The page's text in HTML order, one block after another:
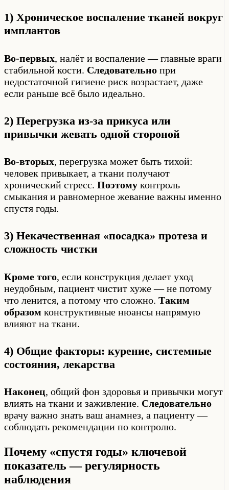
1) Хроническое воспаление тканей вокруг
имплантов
Во-первых, налёт и воспаление — главные враги
стабильной кости. Следовательно при
недостаточной гигиене риск возрастает, даже
если раньше всё было идеально.
2) Перегрузка из-за прикуса или
привычки жевать одной стороной
Во-вторых, перегрузка может быть тихой:
человек привыкает, а ткани получают
хронический стресс. Поэтому контроль
смыкания и равномерное жевание важны именно
спустя годы.
3) Некачественная «посадка» протеза и
сложность чистки
Кроме того, если конструкция делает уход
неудобным, пациент чистит хуже — не потому
что ленится, а потому что сложно. Таким
образом конструктивные нюансы напрямую
влияют на ткани.
4) Общие факторы: курение, системные
состояния, лекарства
Наконец, общий фон здоровья и привычки могут
влиять на ткани и заживление. Следовательно
врачу важно знать ваш анамнез, а пациенту —
соблюдать рекомендации по контролю.
Почему «спустя годы» ключевой
показатель — регулярность
наблюдения